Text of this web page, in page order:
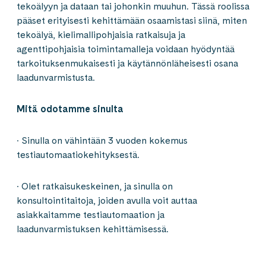
tekoälyyn ja dataan tai johonkin muuhun. Tässä roolissa
pääset erityisesti kehittämään osaamistasi siinä, miten
tekoälyä, kielimallipohjaisia ratkaisuja ja
agenttipohjaisia toimintamalleja voidaan hyödyntää
tarkoituksenmukaisesti ja käytännönläheisesti osana
laadunvarmistusta.
Mitä odotamme sinulta
· Sinulla on vähintään 3 vuoden kokemus
testiautomaatiokehityksestä.
· Olet ratkaisukeskeinen, ja sinulla on
konsultointitaitoja, joiden avulla voit auttaa
asiakkaitamme testiautomaation ja
laadunvarmistuksen kehittämisessä.